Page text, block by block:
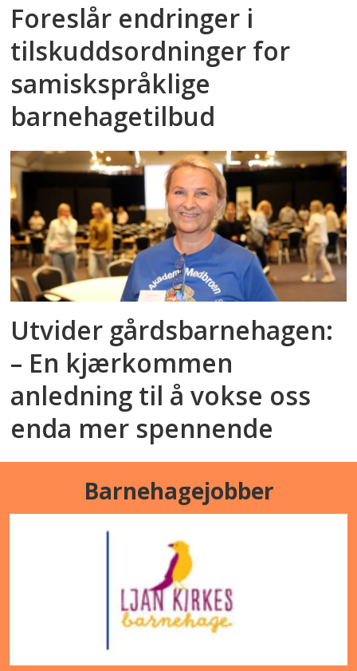
Foreslår endringer i
tilskuddsordninger for
samiskspråklige
barnehagetilbud
Utvider gårdsbarnehagen:
– En kjærkommen
anledning til å vokse oss
enda mer spennende
Barnehagejobber